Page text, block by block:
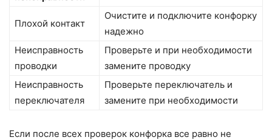
Плохой контакт
Очистите и подключите конфорку
надежно
Неисправность
проводки
Проверьте и при необходимости
замените проводку
Неисправность
переключателя
Проверьте переключатель и
замените при необходимости
Если после всех проверок конфорка все равно не